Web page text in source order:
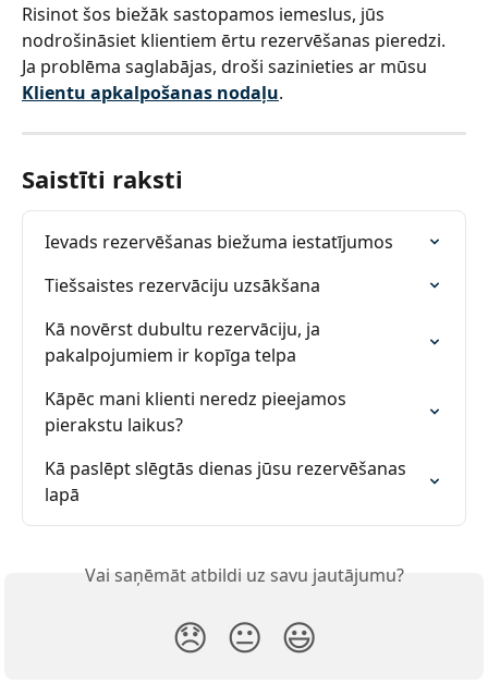
Risinot šos biežāk sastopamos iemeslus, jūs
nodrošināsiet klientiem ērtu rezervēšanas pieredzi.
Ja problēma saglabājas, droši sazinieties ar mūsu
Klientu apkalpošanas nodaļu.
Saistīti raksti
Ievads rezervēšanas biežuma iestatījumos
Tiešsaistes rezervāciju uzsākšana
Kā novērst dubultu rezervāciju, ja
pakalpojumiem ir kopīga telpa
Kāpēc mani klienti neredz pieejamos
pierakstu laikus?
Kā paslēpt slēgtās dienas jūsu rezervēšanas
lapā
Vai saņēmāt atbildi uz savu jautājumu?
😞 😐 😃